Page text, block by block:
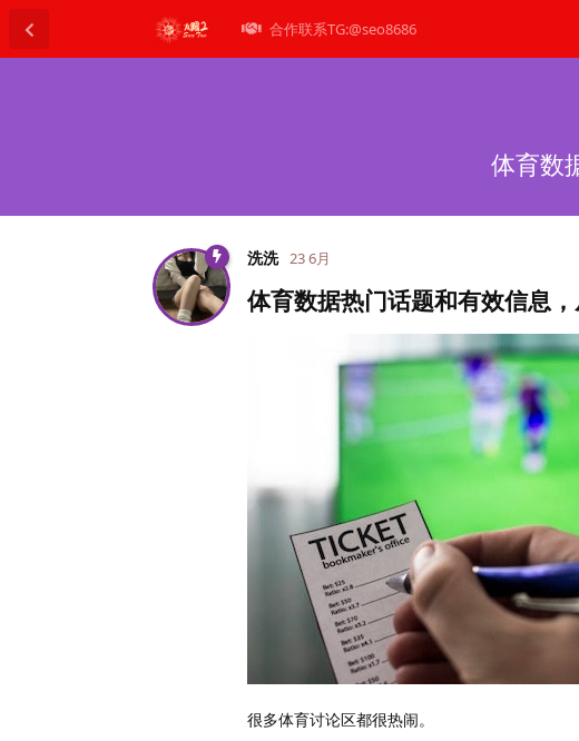
合作联系TG:@seo8686
体育数
洗洗 23 6月
体育数据热门话题和有效信息
很多体育讨论区都很热闹。